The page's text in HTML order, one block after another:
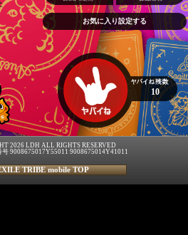
10
2026 LDH ALL RIGHTS RESERVED
号 9008675017Y55011 9008675014Y41011
TRIBE mobile TOP